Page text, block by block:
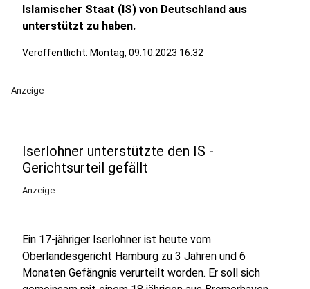
Islamischer Staat (IS) von Deutschland aus
unterstützt zu haben.
Veröffentlicht: Montag, 09.10.2023 16:32
Anzeige
Iserlohner unterstützte den IS -
Gerichtsurteil gefällt
Anzeige
Ein 17-jähriger Iserlohner ist heute vom
Oberlandesgericht Hamburg zu 3 Jahren und 6
Monaten Gefängnis verurteilt worden. Er soll sich